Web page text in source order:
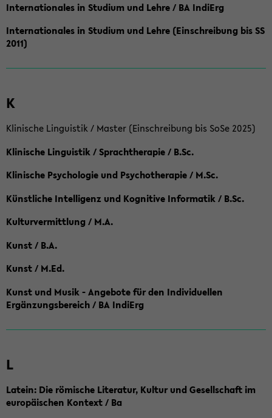
Internationales in Studium und Lehre / BA IndiErg
Internationales in Studium und Lehre (Einschreibung bis SS
2011)
K
Klinische Linguistik / Master (Einschreibung bis SoSe 2025)
Klinische Linguistik / Sprachtherapie / B.Sc.
Klinische Psychologie und Psychotherapie / M.Sc.
Künstliche Intelligenz und Kognitive Informatik / B.Sc.
Kulturvermittlung / M.A.
Kunst / B.A.
Kunst / M.Ed.
Kunst und Musik - Angebote für den Individuellen
Ergänzungsbereich / BA IndiErg
L
Latein: Die römische Literatur, Kultur und Gesellschaft im
europäischen Kontext / Ba